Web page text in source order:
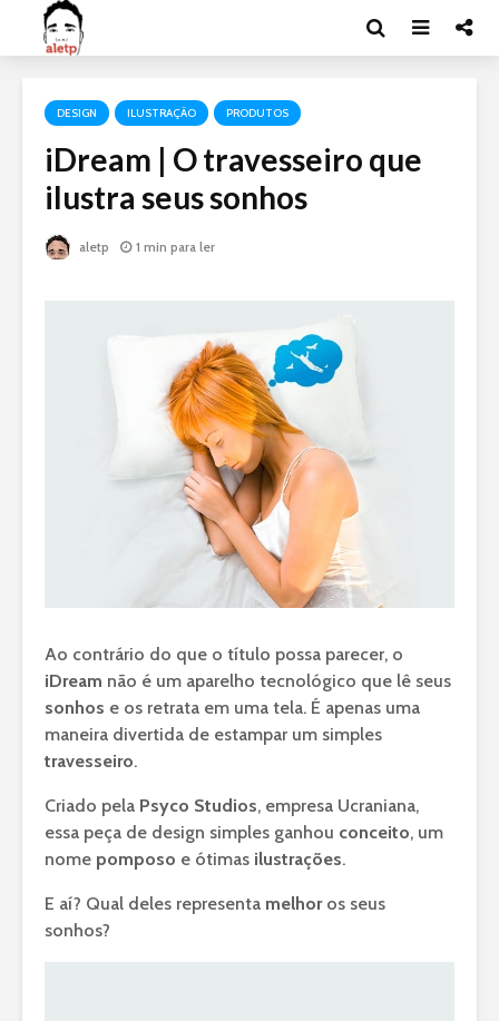
DESIGN ILUSTRAÇÃO PRODUTOS
iDream | O travesseiro que
ilustra seus sonhos
aletp 1 min para ler
Ao contrário do que o título possa parecer, o
iDream não é um aparelho tecnológico que lê seus
sonhos e os retrata em uma tela. É apenas uma
maneira divertida de estampar um simples
travesseiro.
Criado pela Psyco Studios, empresa Ucraniana,
essa peça de design simples ganhou conceito, um
nome pomposo e ótimas ilustrações.
E aí? Qual deles representa melhoros seus
sonhos?